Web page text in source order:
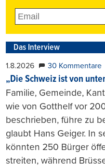
Das Interview
1.8.2026 30 Kommentare
„Die Schweiz ist von
Familie, Gemeinde,
wie von Gotthelf vor
beschrieben, führe zu
glaubt Hans Geiger. In
könnten 250 Bürger
streiten, während